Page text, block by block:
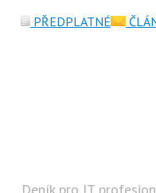
Deník pro IT
PŘEDPLATNÉ